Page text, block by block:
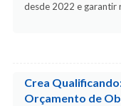
desde 2022 e garantir
Crea
Orçamento de